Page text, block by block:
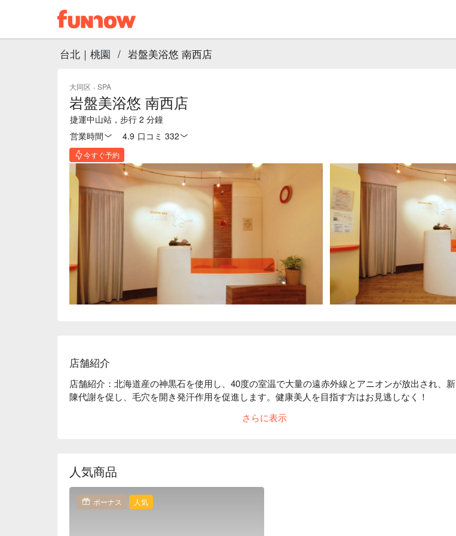
台北｜桃園 / 岩盤美浴悠 南西店
大同区 · SPA
岩盤美浴悠 南西店
捷運中山站，步行 2 分鐘
営業時間
4.9 口コミ 332
今すぐ予約
店舗紹介
店舗紹介：北海道産の神黒石を使用し、40度の室温で大量の遠赤外線とアニオンが放出され、新
陳代謝を促し、毛穴を開き発汗作用を促進します。健康美人を目指す方はお見逃しなく！
さらに表示
人気商品
ボーナス 人気